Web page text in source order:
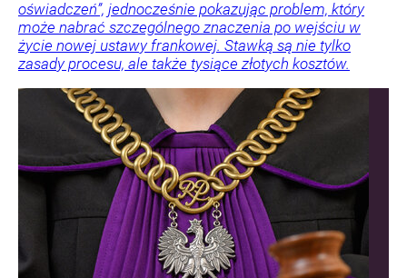
oświadczeń”, jednocześnie pokazując problem, który
może nabrać szczególnego znaczenia po wejściu w
życie nowej ustawy frankowej. Stawką są nie tylko
zasady procesu, ale także tysiące złotych kosztów.